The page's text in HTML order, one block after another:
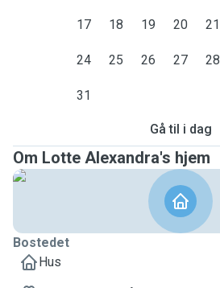
17 18 19 20 21
24 25 26 27 28
31
Gå til i dag
Om Lotte Alexandra's hjem
Bostedet
Hus